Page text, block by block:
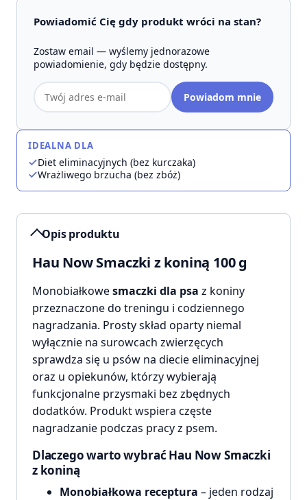
Opis produktu
Hau Now Smaczki z koniną 100 g
Monobiałkowesmaczki dla psa z koniny
przeznaczone do treningu i codziennego
nagradzania. Prosty skład oparty niemal
wyłącznie na surowcach zwierzęcych
sprawdza się u psów na diecie eliminacyjnej
oraz u opiekunów, którzy wybierają
funkcjonalne przysmaki bez zbędnych
dodatków. Produkt wspiera częste
nagradzanie podczas pracy z psem.
Dlaczego warto wybrać Hau Now Smaczki
z koniną
Monobiałkowa receptura – jeden rodzaj
Powiadomić Cię gdy produkt wróci na stan?
Zostaw email — wyślemy jednorazowe
powiadomienie, gdy będzie dostępny.
Adres
email
Powiadom mnie
IDEALNA DLA
Diet eliminacyjnych (bez kurczaka)
Wrażliwego brzucha (bez zbóż)